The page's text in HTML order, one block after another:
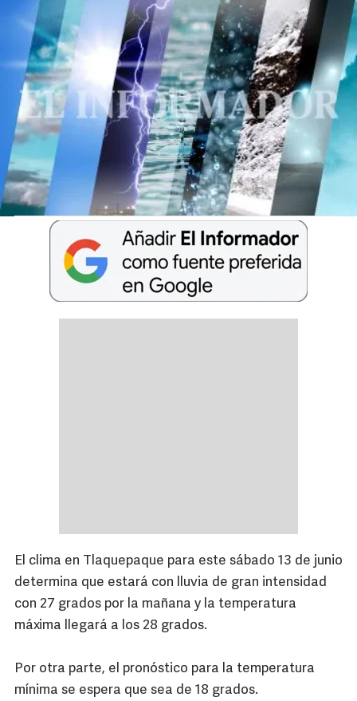
El clima en Tlaquepaque para este sábado 13 de junio
determina que estará con lluvia de gran intensidad
con 27 grados por la mañana y la temperatura
máxima llegará a los 28 grados.
Por otra parte, el pronóstico para la temperatura
mínima se espera que sea de 18 grados.